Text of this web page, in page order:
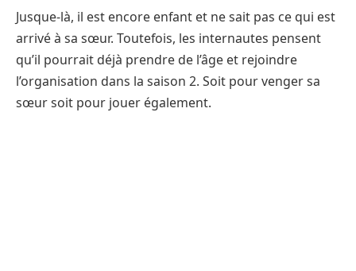
Jusque-là, il est encore enfant et ne sait pas ce qui est
arrivé à sa sœur. Toutefois, les internautes pensent
qu’il pourrait déjà prendre de l’âge et rejoindre
l’organisation dans la saison 2. Soit pour venger sa
sœur soit pour jouer également.